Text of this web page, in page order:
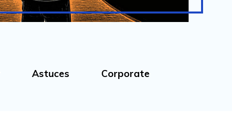
Astuces Corporate